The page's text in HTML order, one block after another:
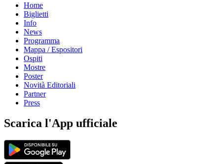
Home
Biglietti
Info
News
Programma
Mappa / Espositori
Ospiti
Mostre
Poster
Novità Editoriali
Partner
Press
Scarica l'App ufficiale